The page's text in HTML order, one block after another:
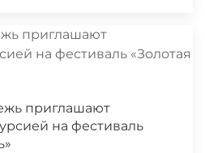
приглашают
на фестиваль